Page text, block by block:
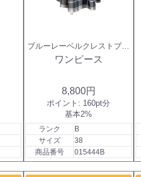
ブルーレーベルクレストブリ
ッジ
ワンピース
8,800円
ポイント: 160pt分
基本2%
ランク
B
サイズ
38
商品番号
015444B